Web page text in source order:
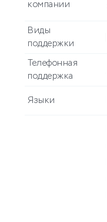
компании
Виды
поддержки
Телефонная
поддержка
Языки